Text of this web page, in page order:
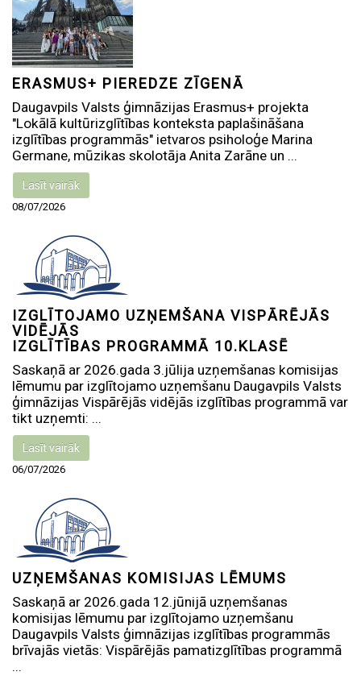
ERASMUS+ PIEREDZE ZĪGENĀ
Daugavpils Valsts ģimnāzijas Erasmus+ projekta
"Lokālā kultūrizglītības konteksta paplašināšana
izglītības programmās" ietvaros psiholoģe Marina
Germane, mūzikas skolotāja Anita Zarāne un ...
Lasīt vairāk
08/07/2026
IZGLĪTOJAMO UZŅEMŠANA VISPĀRĒJĀS
VIDĒJĀS
IZGLĪTĪBAS PROGRAMMĀ 10.KLASĒ
Saskaņā ar 2026.gada 3.jūlija uzņemšanas komisijas
lēmumu par izglītojamo uzņemšanu Daugavpils Valsts
ģimnāzijas Vispārējās vidējās izglītības programmā var
tikt uzņemti: ...
Lasīt vairāk
06/07/2026
UZŅEMŠANAS KOMISIJAS LĒMUMS
Saskaņā ar 2026.gada 12.jūnijā uzņemšanas
komisijas lēmumu par izglītojamo uzņemšanu
Daugavpils Valsts ģimnāzijas izglītības programmās
brīvajās vietās: Vispārējās pamatizglītības programmā
...